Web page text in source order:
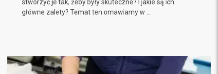
stworzyć je tak, żeby były skuteczne? I jakie są ich
główne zalety? Temat ten omawiamy w ...